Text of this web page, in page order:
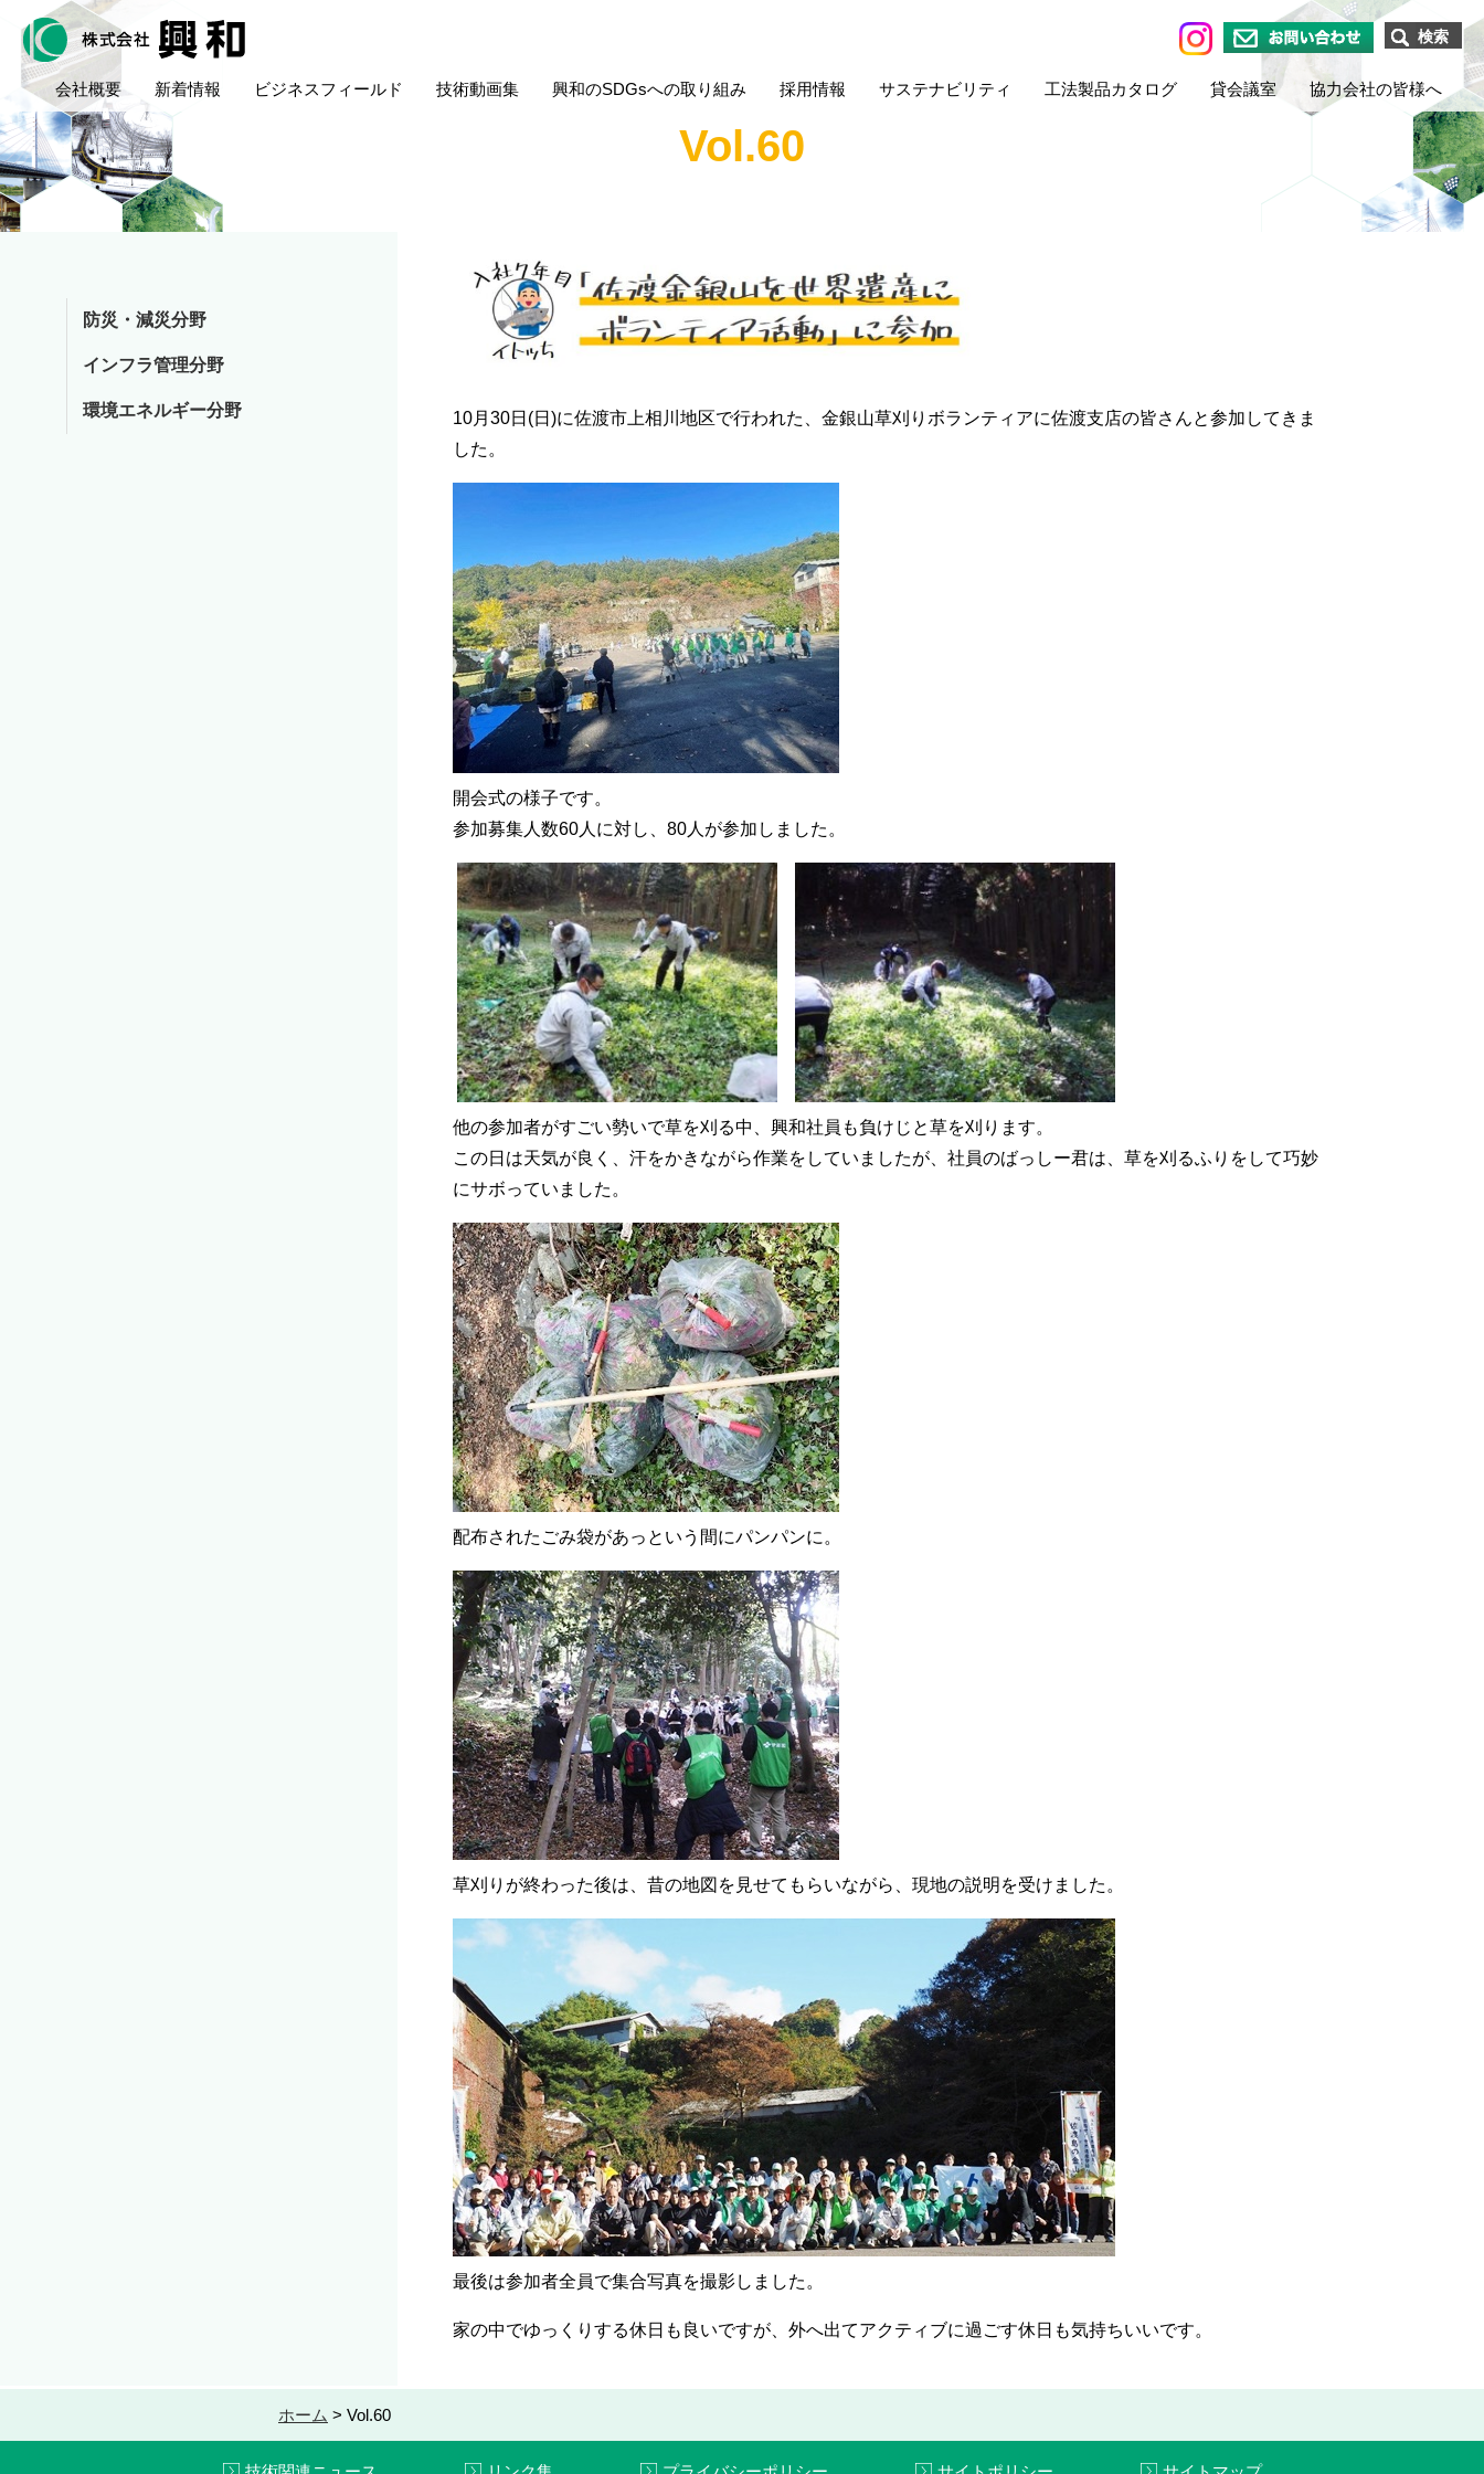
お問い合わせ
検索
会社概要 新着情報 ビジネスフィールド 技術動画集 興和のSDGsへの取り組み 採用情報 サステナビリティ 工法製品カタログ 貸会議室 協力会社の皆様へ
Vol.60
10月30日(日)に佐渡市上相川地区で行われた、金銀山草刈りボランティアに佐渡支店の皆さんと参加してきま
した。
開会式の様子です。
参加募集人数60人に対し、80人が参加しました。
他の参加者がすごい勢いで草を刈る中、興和社員も負けじと草を刈ります。
この日は天気が良く、汗をかきながら作業をしていましたが、社員のばっしー君は、草を刈るふりをして巧妙
にサボっていました。
配布されたごみ袋があっという間にパンパンに。
草刈りが終わった後は、昔の地図を見せてもらいながら、現地の説明を受けました。
最後は参加者全員で集合写真を撮影しました。
家の中でゆっくりする休日も良いですが、外へ出てアクティブに過ごす休日も気持ちいいです。
防災・減災分野
インフラ管理分野
環境エネルギー分野
ホーム > Vol.60